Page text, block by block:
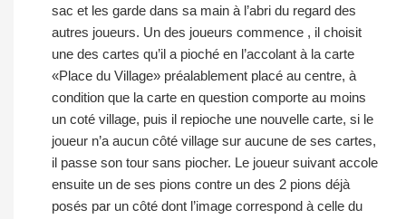
sac et les garde dans sa main à l’abri du regard des
autres joueurs. Un des joueurs commence , il choisit
une des cartes qu’il a pioché en l’accolant à la carte
«Place du Village» préalablement placé au centre, à
condition que la carte en question comporte au moins
un coté village, puis il repioche une nouvelle carte, si le
joueur n’a aucun côté village sur aucune de ses cartes,
il passe son tour sans piocher. Le joueur suivant accole
ensuite un de ses pions contre un des 2 pions déjà
posés par un côté dont l’image correspond à celle du